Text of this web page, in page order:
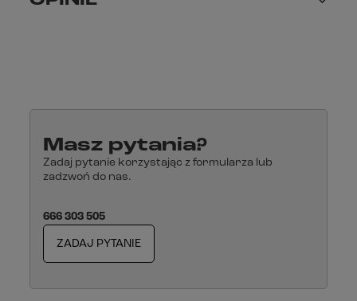
Masz pytania?
Zadaj pytanie korzystając z formularza lub
zadzwoń do nas.
666 303 505
ZADAJ PYTANIE